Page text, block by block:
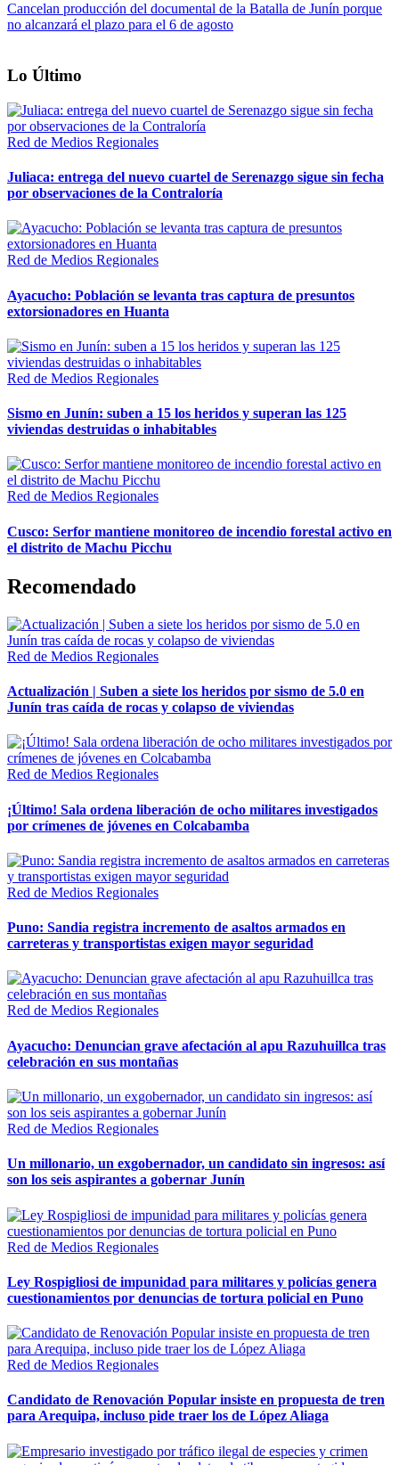
Cancelan producción del documental de la Batalla de Junín porque
no alcanzará el plazo para el 6 de agosto
Lo Último
Red de Medios Regionales
Juliaca: entrega del nuevo cuartel de Serenazgo sigue sin fecha
por observaciones de la Contraloría
Red de Medios Regionales
Ayacucho: Población se levanta tras captura de presuntos
extorsionadores en Huanta
Red de Medios Regionales
Sismo en Junín: suben a 15 los heridos y superan las 125
viviendas destruidas o inhabitables
Red de Medios Regionales
Cusco: Serfor mantiene monitoreo de incendio forestal activo en
el distrito de Machu Picchu
Recomendado
Red de Medios Regionales
Actualización | Suben a siete los heridos por sismo de 5.0 en
Junín tras caída de rocas y colapso de viviendas
Red de Medios Regionales
¡Último! Sala ordena liberación de ocho militares investigados
por crímenes de jóvenes en Colcabamba
Red de Medios Regionales
Puno: Sandia registra incremento de asaltos armados en
carreteras y transportistas exigen mayor seguridad
Red de Medios Regionales
Ayacucho: Denuncian grave afectación al apu Razuhuillca tras
celebración en sus montañas
Red de Medios Regionales
Un millonario, un exgobernador, un candidato sin ingresos: así
son los seis aspirantes a gobernar Junín
Red de Medios Regionales
Ley Rospigliosi de impunidad para militares y policías genera
cuestionamientos por denuncias de tortura policial en Puno
Red de Medios Regionales
Candidato de Renovación Popular insiste en propuesta de tren
para Arequipa, incluso pide traer los de López Aliaga